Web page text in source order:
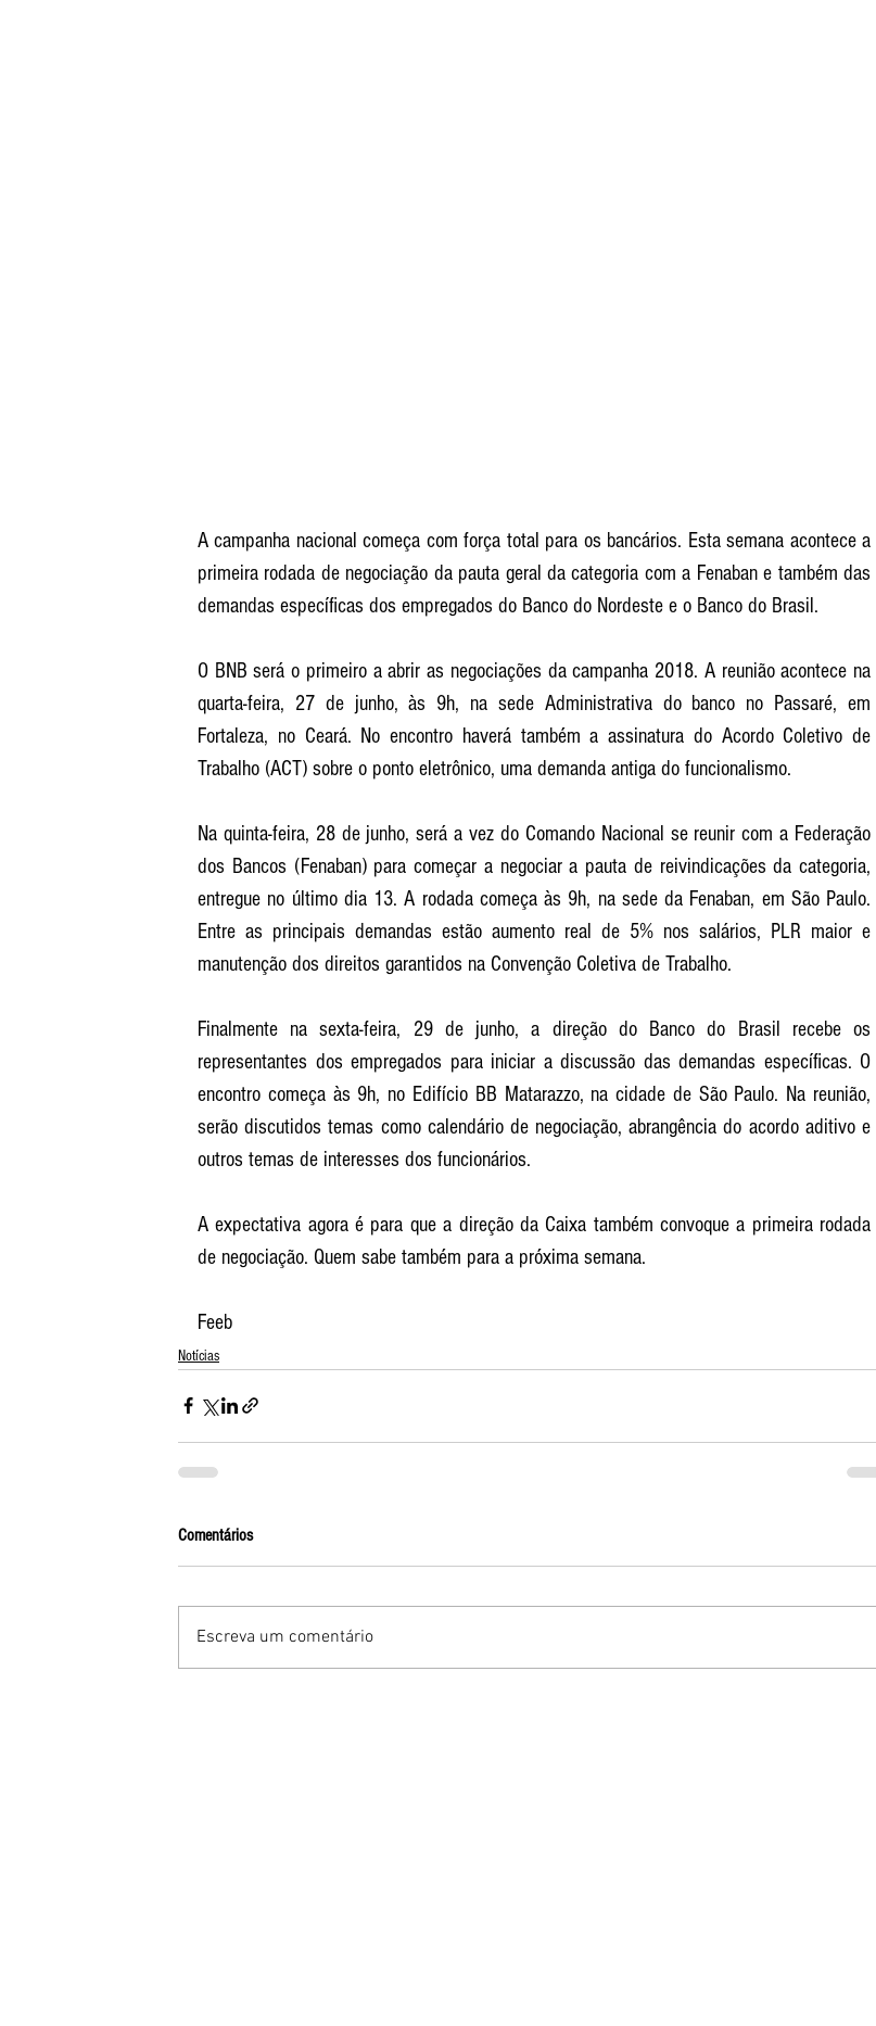
A campanha nacional começa com força total para os bancários. Esta semana acontece a
primeira rodada de negociação da pauta geral da categoria com a Fenaban e também das
demandas específicas dos empregados do Banco do Nordeste e o Banco do Brasil.
O BNB será o primeiro a abrir as negociações da campanha 2018. A reunião acontece na
quarta-feira, 27 de junho, às 9h, na sede Administrativa do banco no Passaré, em
Fortaleza, no Ceará. No encontro haverá também a assinatura do Acordo Coletivo de
Trabalho (ACT) sobre o ponto eletrônico, uma demanda antiga do funcionalismo.
Na quinta-feira, 28 de junho, será a vez do Comando Nacional se reunir com a Federação
dos Bancos (Fenaban) para começar a negociar a pauta de reivindicações da categoria,
entregue no último dia 13. A rodada começa às 9h, na sede da Fenaban, em São Paulo.
Entre as principais demandas estão aumento real de 5% nos salários, PLR maior e
manutenção dos direitos garantidos na Convenção Coletiva de Trabalho.
Finalmente na sexta-feira, 29 de junho, a direção do Banco do Brasil recebe os
representantes dos empregados para iniciar a discussão das demandas específicas. O
encontro começa às 9h, no Edifício BB Matarazzo, na cidade de São Paulo. Na reunião,
serão discutidos temas como calendário de negociação, abrangência do acordo aditivo e
outros temas de interesses dos funcionários.
A expectativa agora é para que a direção da Caixa também convoque a primeira rodada
de negociação. Quem sabe também para a próxima semana.
Feeb
Notícias
Comentários
Escreva um comentário